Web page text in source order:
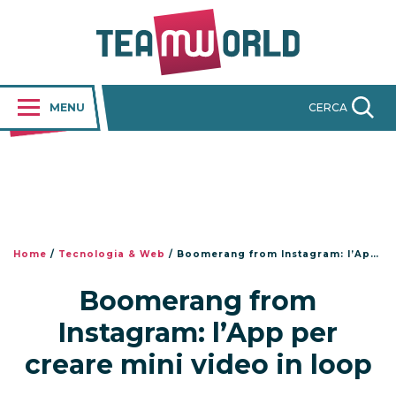
MENU CERCA
Home / Tecnologia & Web / Boomerang from Instagram: l’App per creare mini video in loop
Boomerang from
Instagram: l’App per
creare mini video in loop